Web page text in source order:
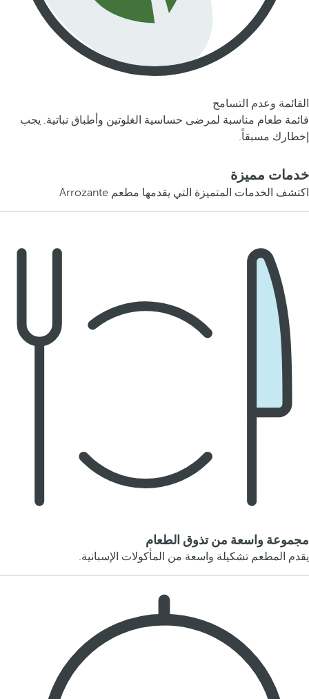
القائمة وعدم التسامح
قائمة طعام مناسبة لمرضى حساسية الغلوتين وأطباق نباتية. يجب
إخطارك مسبقاً.
خدمات مميزة
اكتشف الخدمات المتميزة التي يقدمها مطعم Arrozante
مجموعة واسعة من تذوق الطعام
يقدم المطعم تشكيلة واسعة من المأكولات الإسبانية.